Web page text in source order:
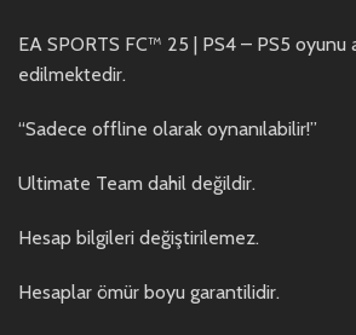
EA SPORTS FC™ 25 | PS4 – PS5 oyunu
edilmektedir.
“Sadece offline olarak oynanılabilir!”
Ultimate Team dahil değildir.
Hesap bilgileri değiştirilemez.
Hesaplar ömür boyu garantilidir.